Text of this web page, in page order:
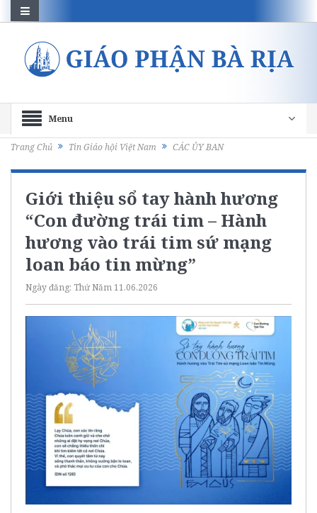
Menu
Trang Chủ Tin Giáo hội Việt Nam CÁC ỦY BAN
Giới thiệu sổ tay hành hương
“Con đường trái tim – Hành
hương vào trái tim sứ mạng
loan báo tin mừng”
Ngày đăng: Thứ Năm 11.06.2026